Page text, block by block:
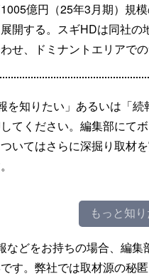
億円（25年3月期）規
開する。スギHDは同社
せ、ドミナントエリアでの
を知りたい」あるいは「
てください。編集部にて
いてはさらに深掘り取材
もっと知
などをお持ちの場合、編
す。弊社では取材源の秘匿